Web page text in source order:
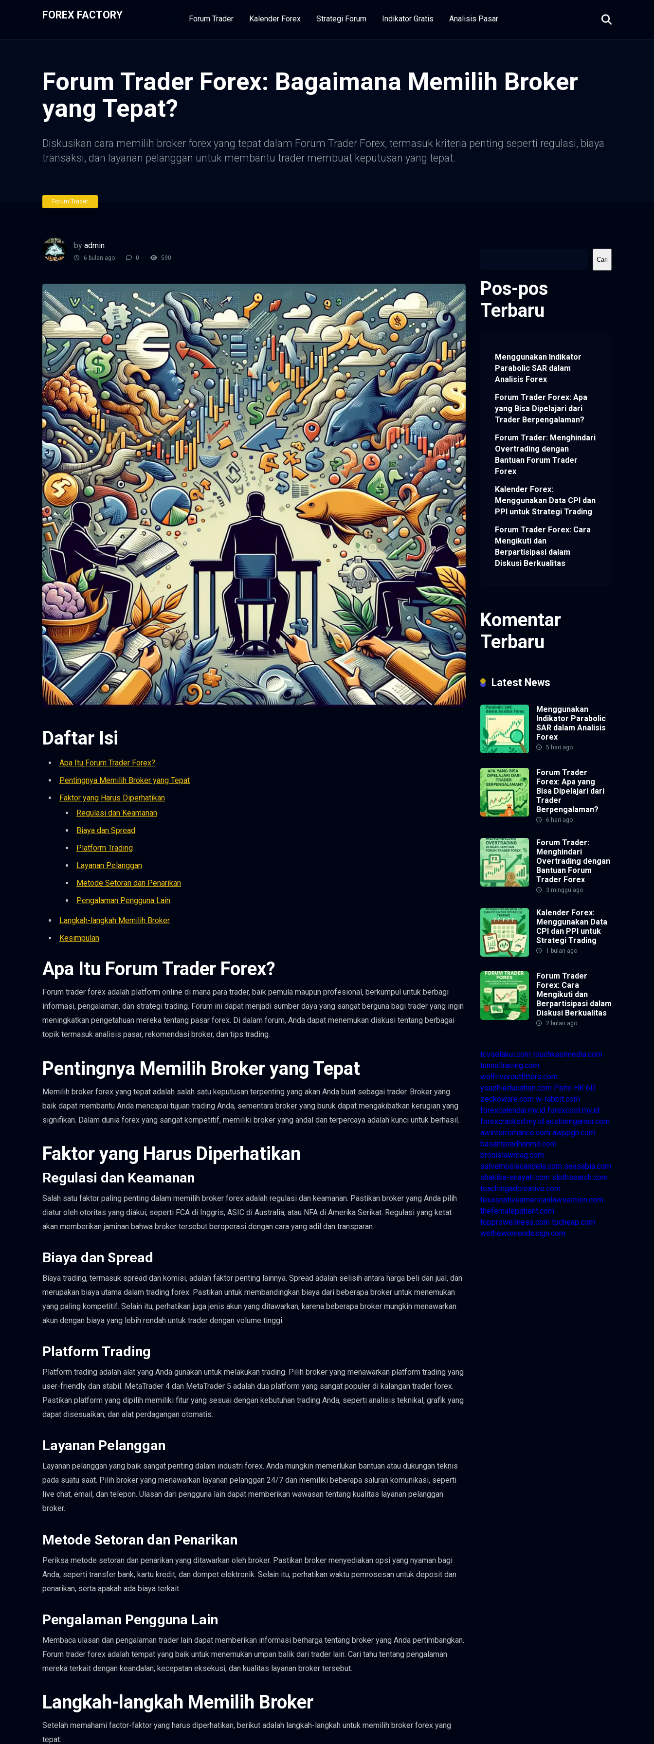
FOREX FACTORY Forum Trader Kalender Forex Strategi Forum Indikator Gratis Analisis Pasar
Forum Trader Forex: Bagaimana Memilih Broker
yang Tepat?
Diskusikan cara memilih broker forex yang tepat dalam Forum Trader Forex, termasuk kriteria penting seperti regulasi, biaya
transaksi, dan layanan pelanggan untuk membantu trader membuat keputusan yang tepat.
Forum Trader
by admin
6 bulan ago 0 590
Daftar Isi
Apa Itu Forum Trader Forex?
Pentingnya Memilih Broker yang Tepat
Faktor yang Harus Diperhatikan
Regulasi dan Keamanan
Biaya dan Spread
Platform Trading
Layanan Pelanggan
Metode Setoran dan Penarikan
Pengalaman Pengguna Lain
Langkah-langkah Memilih Broker
Kesimpulan
Apa Itu Forum Trader Forex?
Forum trader forex adalah platform online di mana para trader, baik pemula maupun profesional, berkumpul untuk berbagi
informasi, pengalaman, dan strategi trading. Forum ini dapat menjadi sumber daya yang sangat berguna bagi trader yang ingin
meningkatkan pengetahuan mereka tentang pasar forex. Di dalam forum, Anda dapat menemukan diskusi tentang berbagai
topik termasuk analisis pasar, rekomendasi broker, dan tips trading.
Pentingnya Memilih Broker yang Tepat
Memilih broker forex yang tepat adalah salah satu keputusan terpenting yang akan Anda buat sebagai trader. Broker yang
baik dapat membantu Anda mencapai tujuan trading Anda, sementara broker yang buruk dapat mengakibatkan kerugian yang
signifikan. Dalam dunia forex yang sangat kompetitif, memiliki broker yang andal dan terpercaya adalah kunci untuk berhasil.
Faktor yang Harus Diperhatikan
Regulasi dan Keamanan
Salah satu faktor paling penting dalam memilih broker forex adalah regulasi dan keamanan. Pastikan broker yang Anda pilih
diatur oleh otoritas yang diakui, seperti FCA di Inggris, ASIC di Australia, atau NFA di Amerika Serikat. Regulasi yang ketat
akan memberikan jaminan bahwa broker tersebut beroperasi dengan cara yang adil dan transparan.
Biaya dan Spread
Biaya trading, termasuk spread dan komisi, adalah faktor penting lainnya. Spread adalah selisih antara harga beli dan jual, dan
merupakan biaya utama dalam trading forex. Pastikan untuk membandingkan biaya dari beberapa broker untuk menemukan
yang paling kompetitif. Selain itu, perhatikan juga jenis akun yang ditawarkan, karena beberapa broker mungkin menawarkan
akun dengan biaya yang lebih rendah untuk trader dengan volume tinggi.
Platform Trading
Platform trading adalah alat yang Anda gunakan untuk melakukan trading. Pilih broker yang menawarkan platform trading yang
user-friendly dan stabil. MetaTrader 4 dan MetaTrader 5 adalah dua platform yang sangat populer di kalangan trader forex.
Pastikan platform yang dipilih memiliki fitur yang sesuai dengan kebutuhan trading Anda, seperti analisis teknikal, grafik yang
dapat disesuaikan, dan alat perdagangan otomatis.
Layanan Pelanggan
Layanan pelanggan yang baik sangat penting dalam industri forex. Anda mungkin memerlukan bantuan atau dukungan teknis
pada suatu saat. Pilih broker yang menawarkan layanan pelanggan 24/7 dan memiliki beberapa saluran komunikasi, seperti
live chat, email, dan telepon. Ulasan dari pengguna lain dapat memberikan wawasan tentang kualitas layanan pelanggan
broker.
Metode Setoran dan Penarikan
Periksa metode setoran dan penarikan yang ditawarkan oleh broker. Pastikan broker menyediakan opsi yang nyaman bagi
Anda, seperti transfer bank, kartu kredit, dan dompet elektronik. Selain itu, perhatikan waktu pemrosesan untuk deposit dan
penarikan, serta apakah ada biaya terkait.
Pengalaman Pengguna Lain
Membaca ulasan dan pengalaman trader lain dapat memberikan informasi berharga tentang broker yang Anda pertimbangkan.
Forum trader forex adalah tempat yang baik untuk menemukan umpan balik dari trader lain. Cari tahu tentang pengalaman
mereka terkait dengan keandalan, kecepatan eksekusi, dan kualitas layanan broker tersebut.
Langkah-langkah Memilih Broker
Setelah memahami factor-faktor yang harus diperhatikan, berikut adalah langkah-langkah untuk memilih broker forex yang
tepat:
Cari
Pos-pos
Terbaru
Menggunakan Indikator
Parabolic SAR dalam
Analisis Forex
Forum Trader Forex: Apa
yang Bisa Dipelajari dari
Trader Berpengalaman?
Forum Trader: Menghindari
Overtrading dengan
Bantuan Forum Trader
Forex
Kalender Forex:
Menggunakan Data CPI dan
PPI untuk Strategi Trading
Forum Trader Forex: Cara
Mengikuti dan
Berpartisipasi dalam
Diskusi Berkualitas
Komentar
Terbaru
Latest News
Menggunakan
Indikator Parabolic
SAR dalam Analisis
Forex
5 hari ago
Forum Trader
Forex: Apa yang
Bisa Dipelajari dari
Trader
Berpengalaman?
6 hari ago
Forum Trader:
Menghindari
Overtrading dengan
Bantuan Forum
Trader Forex
3 minggu ago
Kalender Forex:
Menggunakan Data
CPI dan PPI untuk
Strategi Trading
1 bulan ago
Forum Trader
Forex: Cara
Mengikuti dan
Berpartisipasi dalam
Diskusi Berkualitas
2 bulan ago
tcvselakui.com touchkasimedia.com
tunnellracing.com
wolfriveroutfitters.com
youzhieducation.com Paito HK 6D
zeckoware.com w-rabbit.com
forexcalendar.my.id forexcost.my.id
forexcracked.my.id austinmgarner.com
awinterromance.com awppgh.com
basantpradhanmd.com
bronislawmag.com
salvemoslacandela.com seasabia.com
shakiba-enayati.com slothsearch.com
teachingadcreative.com
texasnativeamericanlawsection.com
thefemalepatient.com
topprowellness.com tpcheap.com
wethewomendesign.com